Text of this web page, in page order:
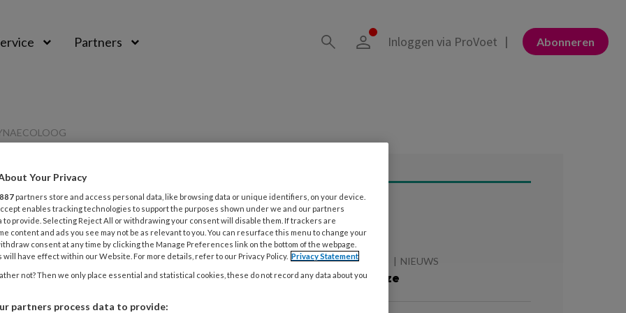
Partners Abonneren
Inloggen via ProVoet
Opslaan Reacties 0 Delen
Gelukkig geen
PREMIUM
Lees ook
5 AUGUSTUS 2026 NIEUWS
De zomer is roze
Your Privacy
887 partners store and access personal data, like browsing data or unique identifiers, on your device.
enables tracking technologies to support the purposes shown under we and our partners
to provide. Selecting Reject All or withdrawing your consent will disable them. If trackers are
content and ads you see may not be as relevant to you. You can resurface this menu to change your
consent at any time by clicking the Manage Preferences link on the bottom of the webpage.
will have effect within our Website. For more details, refer to our Privacy Policy. Privacy Statement
not? Then we only place essential and statistical cookies, these do not record any data about you
partners process data to provide: